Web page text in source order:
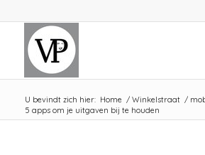
U bevindt zich hier: Home / Winkelstraat /
5 apps om je uitgaven bij te houden